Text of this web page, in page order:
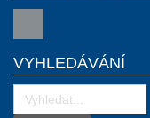
VYHLEDÁVÁNÍ